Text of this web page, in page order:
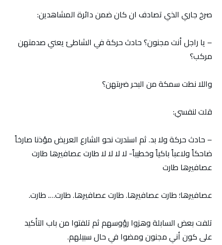
صرخ جاري الذي تصادف ان كان ضمن دائرة المشاهدين:
– يا راجل أنت مجنون؟ حادث حركة في الشاطئ يعني صدمتهن
مركب؟
واللا نطت سمكة من البحر ضربتهن؟
قلت لنفسي:
– حادث حركة ولا بد. ثم استدرت نحو الشارع العريض مؤذنا صارخاً
ضاحكاً ولاعباً باكياً وخطيباً- لا لا لا لا طارت عصافيرها طارت
عصافيرها طارت
عصافيرها؛ طارت عصافيرها. طارت عصافيرها. طارت…. طارت.
تلفت بعض السابلة وهزوا رؤوسهم ثم تلفتوا من باب التأكيد
على كون أني مجنون ومضوا في حال سبيلهم.